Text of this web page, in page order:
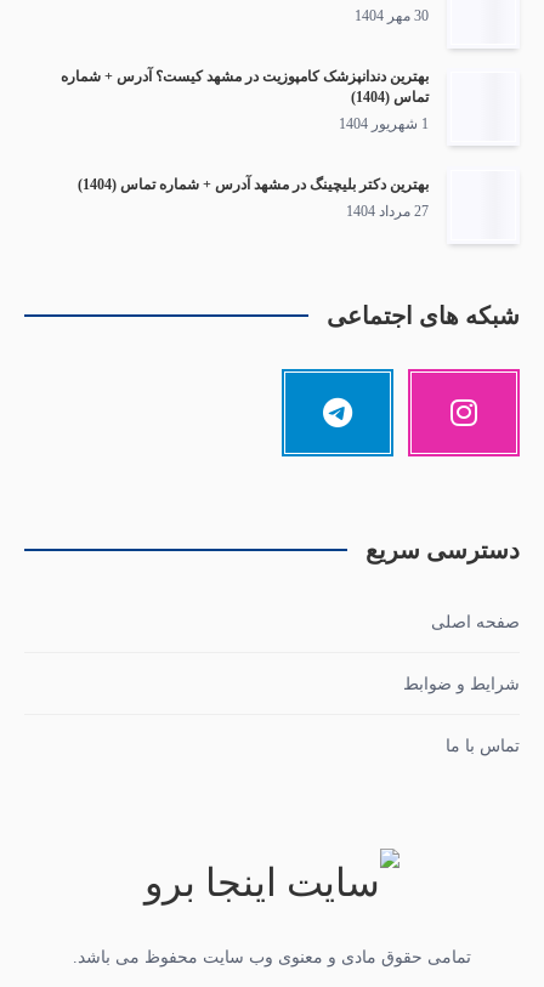
30 مهر 1404
بهترین دندانپزشک کامپوزیت در مشهد کیست؟ آدرس + شماره
تماس (1404)
1 شهریور 1404
بهترین دکتر بلیچینگ در مشهد آدرس + شماره تماس (1404)
27 مرداد 1404
شبکه های اجتماعی
دسترسی سریع
صفحه اصلی
شرایط و ضوابط
تماس با ما
تمامی حقوق مادی و معنوی وب سایت محفوظ می باشد.